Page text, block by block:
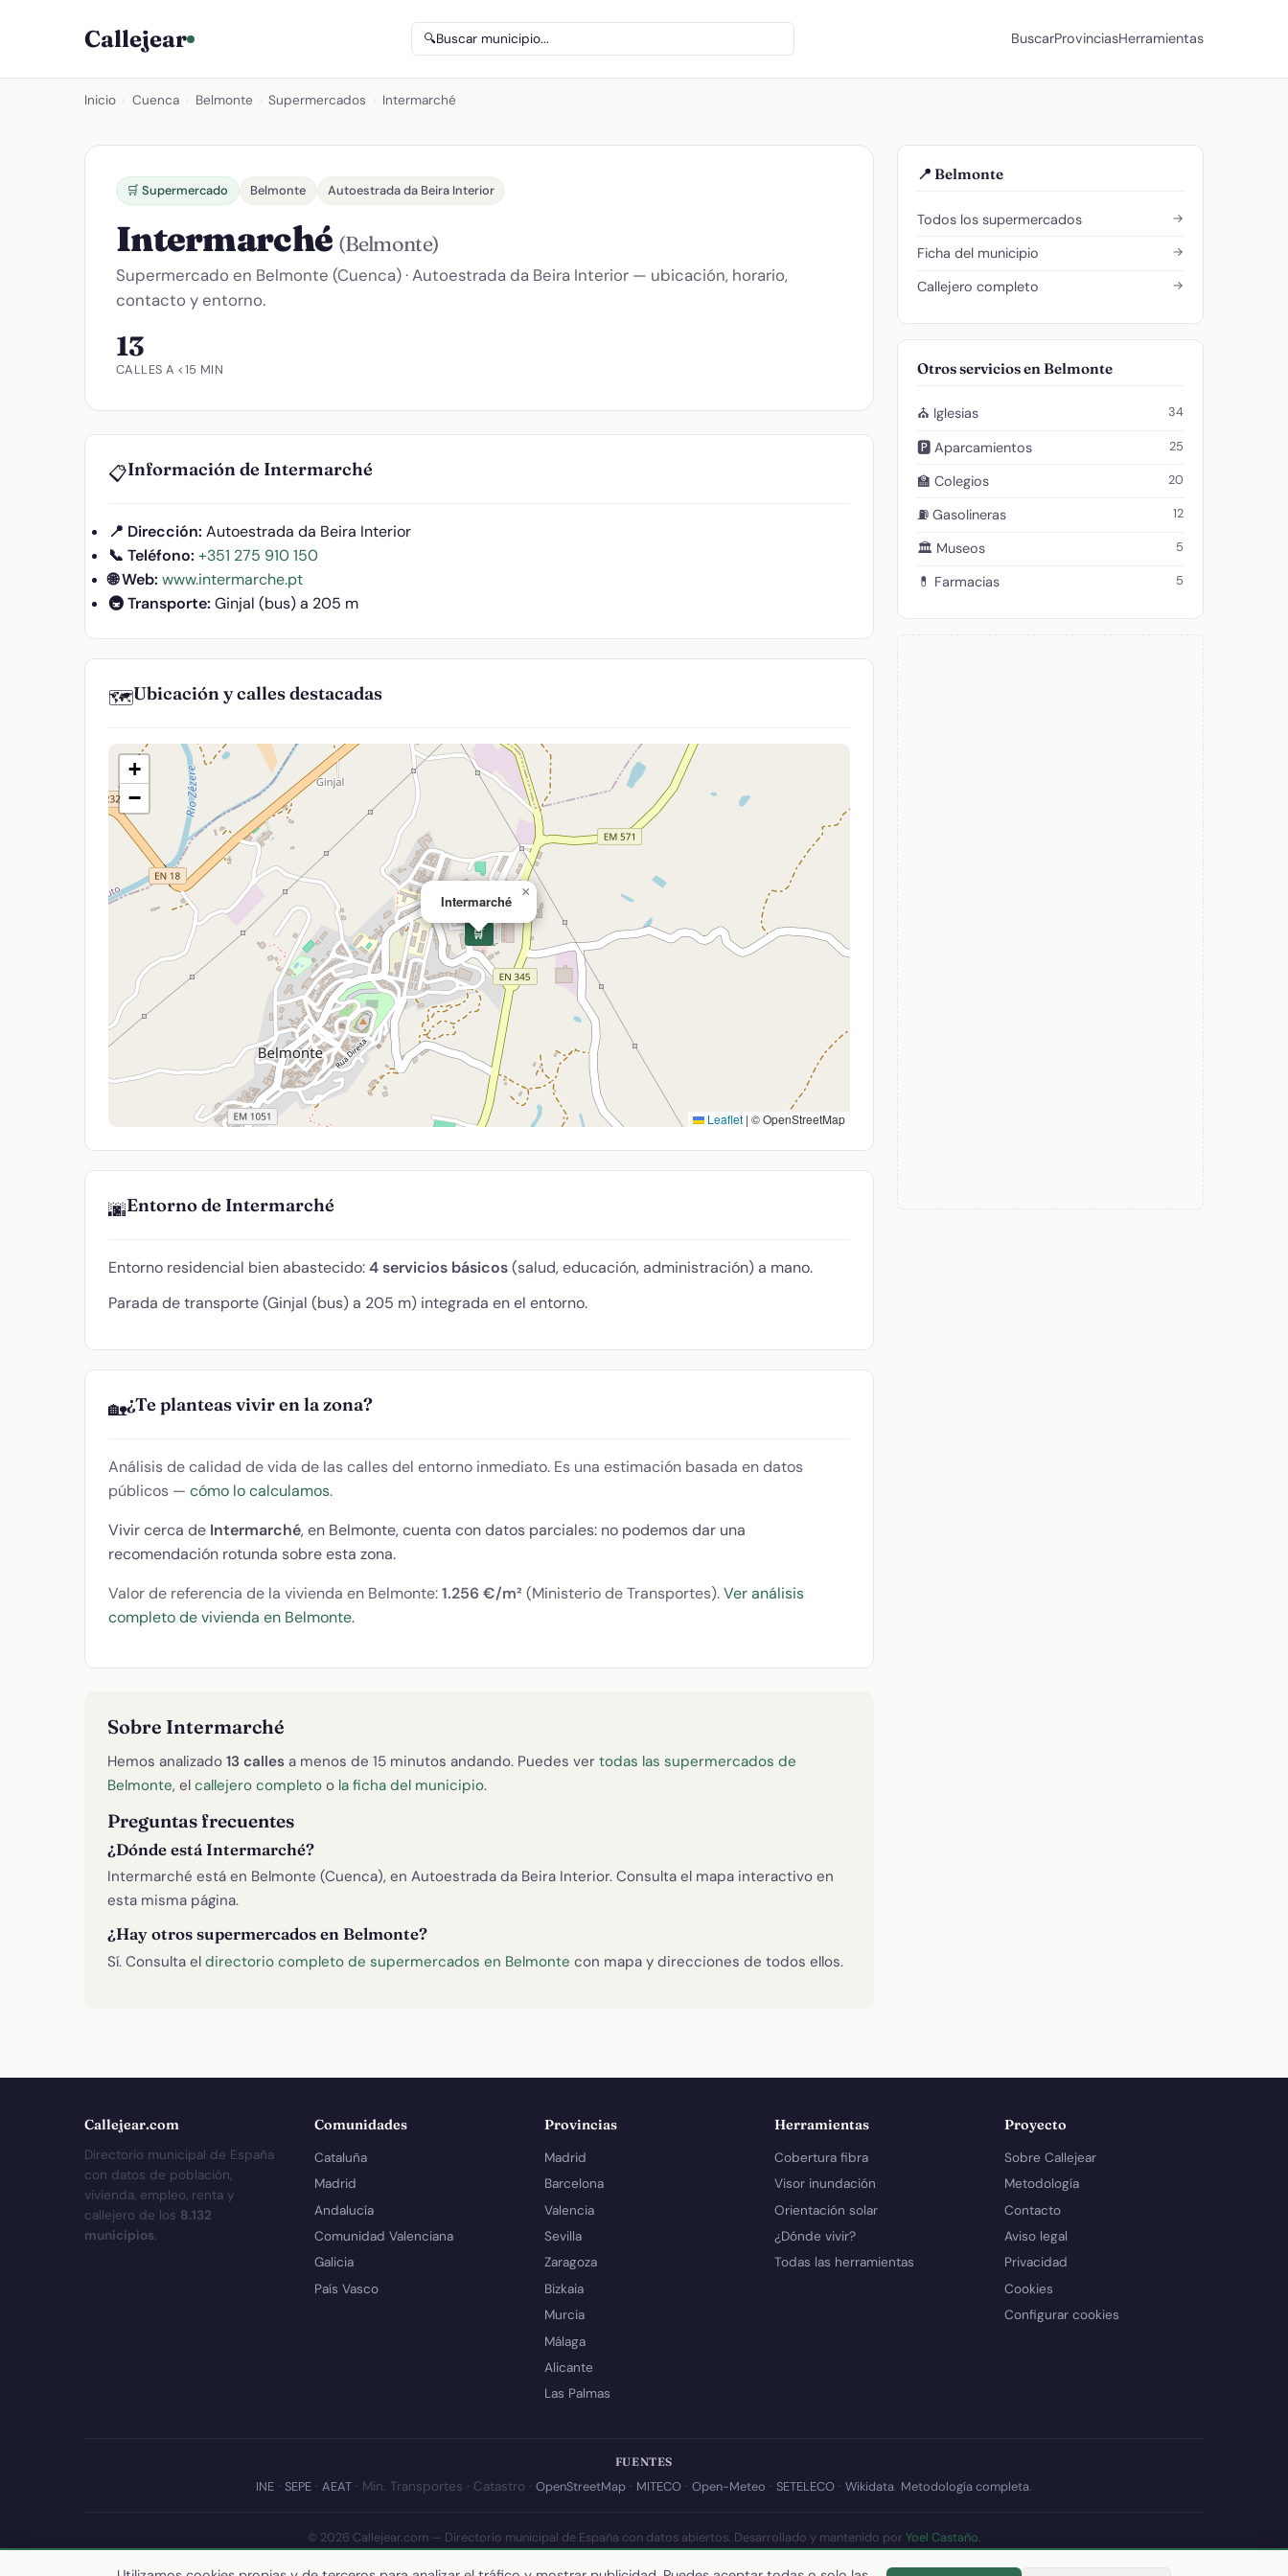
Callejear 🔍Buscar municipio... BuscarProvinciasHerramientas
Inicio Cuenca Belmonte Supermercados Intermarché
🛒 Supermercado Belmonte Autoestrada da Beira Interior
Intermarché (Belmonte)
Supermercado en Belmonte (Cuenca) · Autoestrada da Beira Interior — ubicación, horario,
contacto y entorno.
13
CALLES A <15 MIN
📋Información de Intermarché
📍 Dirección: Autoestrada da Beira Interior
📞 Teléfono: +351 275 910 150
🌐 Web: www.intermarche.pt
🚇 Transporte: Ginjal (bus) a 205 m
🗺️Ubicación y calles destacadas
🛒
Intermarché
×
+
−
Leaflet | © OpenStreetMap
🌆Entorno de Intermarché
Entorno residencial bien abastecido:4 servicios básicos(salud, educación, administración) a mano.
Parada de transporte (Ginjal (bus) a 205 m) integrada en el entorno.
🏡¿Te planteas vivir en la zona?
Análisis de calidad de vida de las calles del entorno inmediato. Es una estimación basada en datos
públicos — cómo lo calculamos.
Vivir cerca de Intermarché, en Belmonte, cuenta con datos parciales: no podemos dar una
recomendación rotunda sobre esta zona.
Valor de referencia de la vivienda en Belmonte:1.256 €/m² (Ministerio de Transportes).Ver análisis
completo de vivienda en Belmonte.
Sobre Intermarché
Hemos analizado 13 calles a menos de 15 minutos andando. Puedes ver todas las supermercados de
Belmonte, el callejero completo o la ficha del municipio.
Preguntas frecuentes
¿Dónde está Intermarché?
Intermarché está en Belmonte (Cuenca), en Autoestrada da Beira Interior. Consulta el mapa interactivo en
esta misma página.
¿Hay otros supermercados en Belmonte?
Sí. Consulta el directorio completo de supermercados en Belmonte con mapa y direcciones de todos ellos.
📍 Belmonte
Todos los supermercados →
Ficha del municipio →
Callejero completo →
Otros servicios en Belmonte
⛪ Iglesias 34
🅿️ Aparcamientos 25
🏫 Colegios 20
⛽ Gasolineras 12
🏛️ Museos 5
💊 Farmacias 5
Callejear.com
Directorio municipal de España
con datos de población,
vivienda, empleo, renta y
callejero de los 8.132
municipios.
Comunidades
Cataluña
Madrid
Andalucía
Comunidad Valenciana
Galicia
País Vasco
Provincias
Madrid
Barcelona
Valencia
Sevilla
Zaragoza
Bizkaia
Murcia
Málaga
Alicante
Las Palmas
Herramientas
Cobertura fibra
Visor inundación
Orientación solar
¿Dónde vivir?
Todas las herramientas
Proyecto
Sobre Callejear
Metodología
Contacto
Aviso legal
Privacidad
Cookies
Configurar cookies
FUENTES
INE · SEPE · AEAT · Min. Transportes · Catastro · OpenStreetMap · MITECO · Open-Meteo · SETELECO · Wikidata. Metodología completa.
© 2026 Callejear.com — Directorio municipal de España con datos abiertos. Desarrollado y mantenido por Yoel Castaño.
Última actualización de esta página:10 de julio de 2026·Cómo calculamos los datos